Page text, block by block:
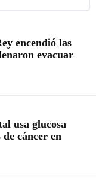
encendió las
evacuar
usa glucosa
cáncer en